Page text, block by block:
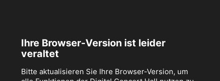
Ihre Browser-Version ist leider
veraltet
Bitte aktualisieren Sie Ihre Browser-Version, um